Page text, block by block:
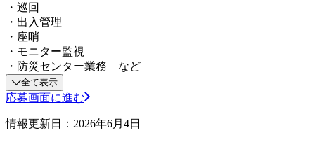
・巡回
・出入管理
・座哨
・モニター監視
・防災センター業務 など
全て表示
応募画面に進む
情報更新日：2026年6月4日